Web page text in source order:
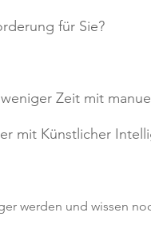
für Sie?
Zeit mit
mit Künstlicher
werden und wissen